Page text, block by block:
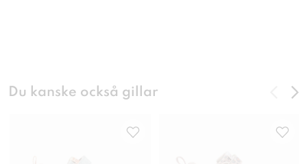
Du kanske också gillar